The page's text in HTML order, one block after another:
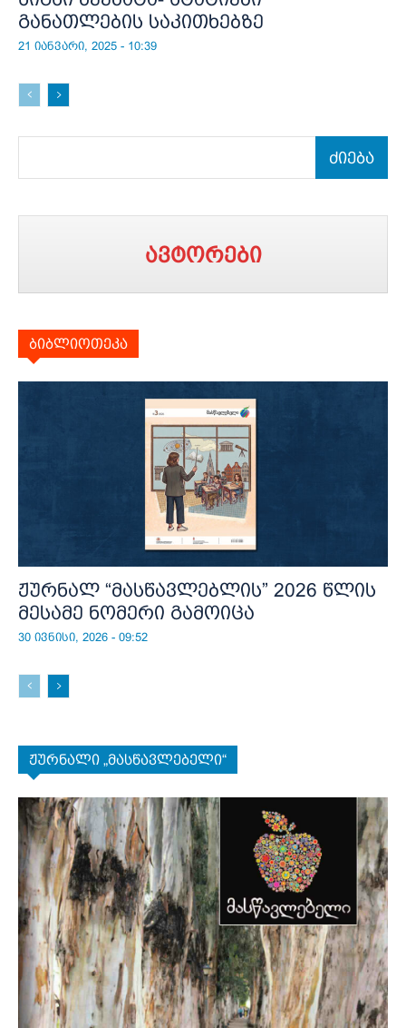
განათლების საკითხებზე
21 იანვარი, 2025 - 10:39
ძიება
ავტორები
ბიბლიოთეკა
ჟურნალ “მასწავლებლის” 2026 წლის
მესამე ნომერი გამოიცა
30 ივნისი, 2026 - 09:52
ჟურნალი „მასწავლებელი“